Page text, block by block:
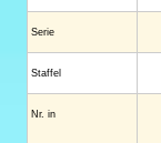
Serie
Staffel
Nr. in